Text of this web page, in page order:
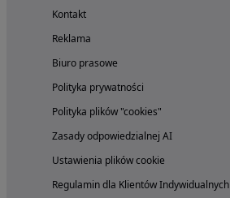
Kontakt
Reklama
Biuro prasowe
Polityka prywatności
Polityka plików "cookies"
Zasady odpowiedzialnej AI
Ustawienia plików cookie
Regulamin dla Klientów Indywidualnych